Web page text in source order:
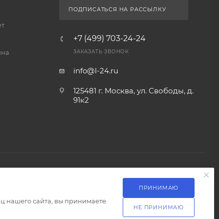
ПОДПИСАТЬСЯ НА РАССЫЛКУ
+7 (499) 703-24-24
ЗАКАЗАТЬ ЗВОНОК
info@l-24.ru
125481 г. Москва, ул. Свободы, д.
91к2
Разработка сайта
нашего сайта, вы принимаете
ПРИНИМАЮ
НЕ ПРИНИМАЮ